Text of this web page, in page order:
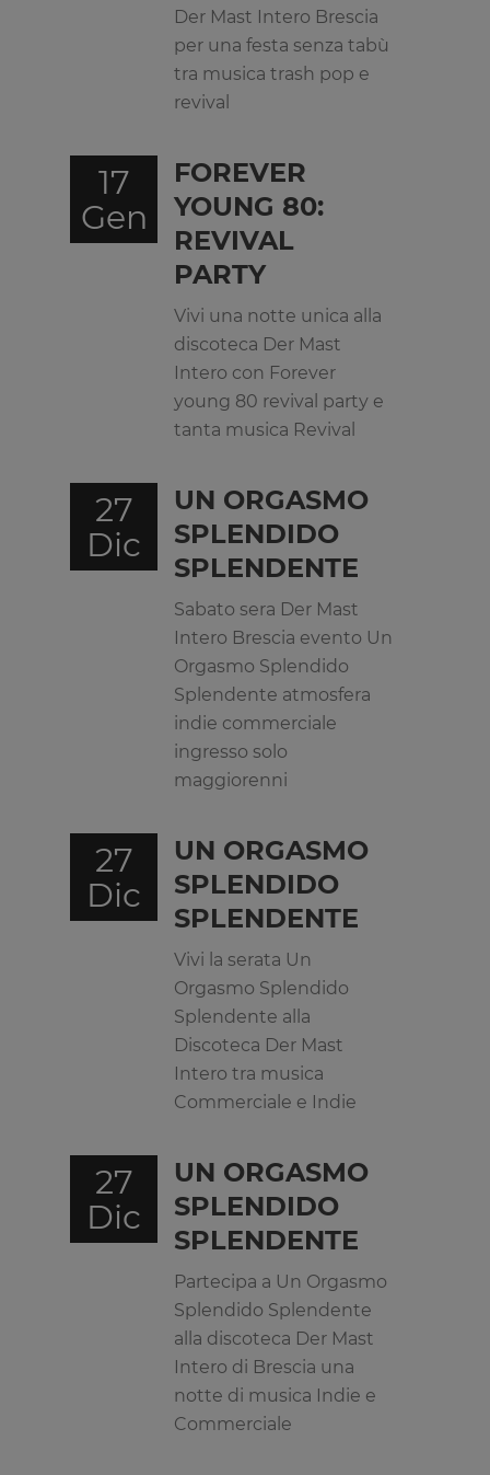
Der Mast Intero Brescia
per una festa senza tabù
tra musica trash pop e
revival
17
Gen
FOREVER
YOUNG 80:
REVIVAL
PARTY
Vivi una notte unica alla
discoteca Der Mast
Intero con Forever
young 80 revival party e
tanta musica Revival
27
Dic
UN ORGASMO
SPLENDIDO
SPLENDENTE
Sabato sera Der Mast
Intero Brescia evento Un
Orgasmo Splendido
Splendente atmosfera
indie commerciale
ingresso solo
maggiorenni
27
Dic
UN ORGASMO
SPLENDIDO
SPLENDENTE
Vivi la serata Un
Orgasmo Splendido
Splendente alla
Discoteca Der Mast
Intero tra musica
Commerciale e Indie
27
Dic
UN ORGASMO
SPLENDIDO
SPLENDENTE
Partecipa a Un Orgasmo
Splendido Splendente
alla discoteca Der Mast
Intero di Brescia una
notte di musica Indie e
Commerciale